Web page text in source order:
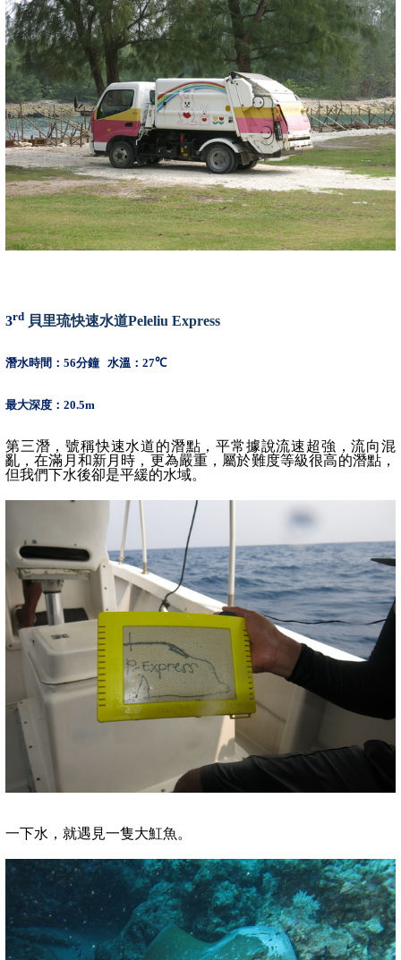
3rd 貝里琉快速水道Peleliu Express
潛水時間： 56分鐘 水溫： 27℃
最大深度： 20.5m
第三潛，號稱快速水道的潛點，平常據說流速超強，流向混
亂，在滿月和新月時，更為嚴重， 屬於難度等級很高的潛點，
但我們下水後卻是平緩的水域。
一下水，就遇見一隻大魟魚。